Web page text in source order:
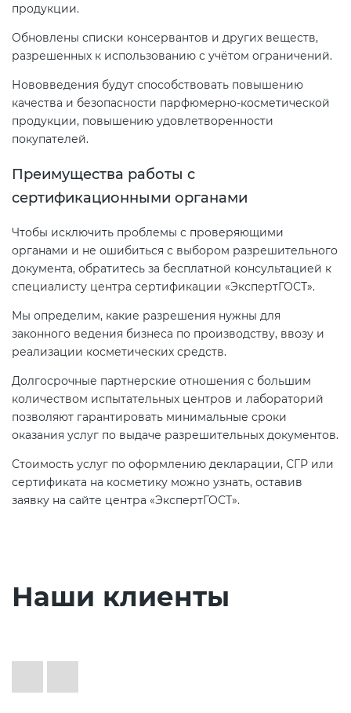
продукции.
Обновлены списки консервантов и других веществ,
разрешенных к использованию с учётом ограничений.
Нововведения будут способствовать повышению
качества и безопасности парфюмерно-косметической
продукции, повышению удовлетворенности
покупателей.
Преимущества работы с
сертификационными органами
Чтобы исключить проблемы с проверяющими
органами и не ошибиться с выбором разрешительного
документа, обратитесь за бесплатной консультацией к
специалисту центра сертификации «ЭкспертГОСТ».
Мы определим, какие разрешения нужны для
законного ведения бизнеса по производству, ввозу и
реализации косметических средств.
Долгосрочные партнерские отношения с большим
количеством испытательных центров и лабораторий
позволяют гарантировать минимальные сроки
оказания услуг по выдаче разрешительных документов.
Стоимость услуг по оформлению декларации, СГР или
сертификата на косметику можно узнать, оставив
заявку на сайте центра «ЭкспертГОСТ».
Наши клиенты